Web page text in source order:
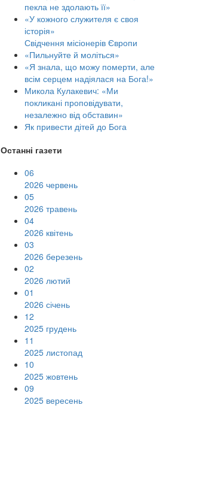
пекла не здолають її»
«У кожного служителя є своя
історія»
Свідчення місіонерів Європи
«Пильнуйте й моліться»
«Я знала, що можу померти, але
всім серцем надіялася на Бога!»
Микола Кулакевич: «Ми
покликані проповідувати,
незалежно від обставин»
Як привести дітей до Бога
Останні газети
06
2026 червень
05
2026 травень
04
2026 квітень
03
2026 березень
02
2026 лютий
01
2026 січень
12
2025 грудень
11
2025 листопад
10
2025 жовтень
09
2025 вересень